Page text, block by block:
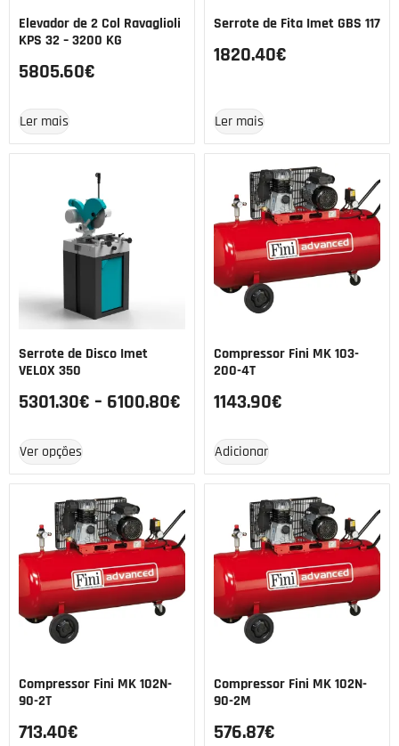
Elevador de 2 Col Ravaglioli
KPS 32 – 3200 KG
5805.60€
Ler mais
Serrote de Fita Imet GBS 117
1820.40€
Ler mais
Serrote de Disco Imet
VELOX 350
5301.30€ – 6100.80€
Ver opções
Compressor Fini MK 103-
200-4T
1143.90€
Adicionar
Compressor Fini MK 102N-
90-2T
713.40€
Compressor Fini MK 102N-
90-2M
576.87€